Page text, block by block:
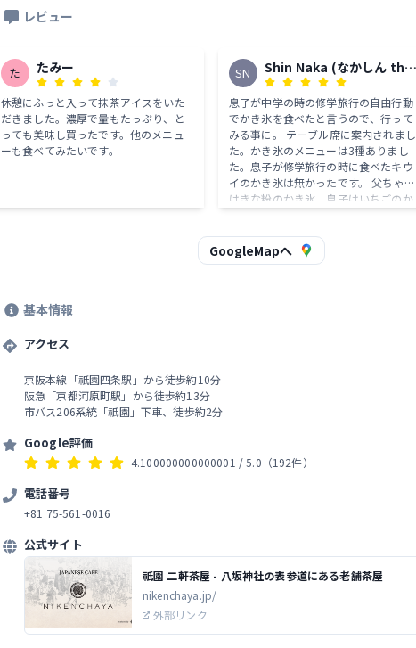
レビュー
た たみー
休憩にふっと入って抹茶アイスをいた
だきました。濃厚で量もたっぷり、と
っても美味し買ったです。他のメニュ
ーも食べてみたいです。
SN
Shin Naka (なかしん the
旅ブロガー)
息子が中学の時の修学旅行の自由行動
でかき氷を食べたと言うので、行って
みる事に。 テーブル席に案内されまし
た。かき氷のメニューは3種ありまし
た。息子が修学旅行の時に食べたキウ
イのかき氷は無かったです。 父ちゃん
はきな粉のかき氷、息子はいちごのか
事に専念しながら食べました。正直め
ちゃくちゃ美味かったです。黒蜜を垂
GoogleMapへ
基本情報
アクセス
京阪本線「祇園四条駅」から徒歩約10分
阪急「京都河原町駅」から徒歩約13分
市バス206系統「祇園」下車、徒歩約2分
Google評価
4.100000000000001 / 5.0 （192件）
電話番号
+81 75-561-0016
公式サイト
祇園 二軒茶屋 - 八坂神社の表参道にある老舗茶屋
nikenchaya.jp/
外部リンク